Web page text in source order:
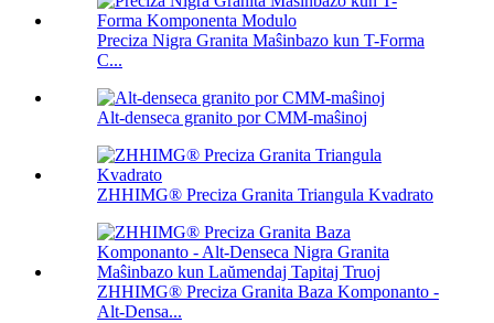
Preciza Nigra Granita Maŝinbazo kun T-Forma
C...
Alt-denseca granito por CMM-maŝinoj
ZHHIMG® Preciza Granita Triangula Kvadrato
ZHHIMG® Preciza Granita Baza Komponanto -
Alt-Densa...